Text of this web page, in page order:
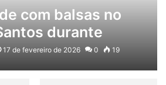
com balsas no
durante
17 de fevereiro de 2026 0 19